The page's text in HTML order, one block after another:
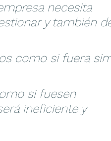
necesita
y también
como si fuera
si fuesen
ineficiente y